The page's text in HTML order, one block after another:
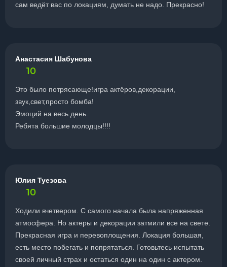
сам ведёт вас по локациям, думать не надо. Прекрасно!
Анастасия Шабунова
10
Это было потрясающе!игра актёров,декорации,
звук,свет,просто бомба!
Эмоций на весь день.
Ребята большие молодцы!!!!
Юлия Туезова
10
Ходили вчетвером. С самого начала была напряженная
атмосфера. Но актеры и декорации затмили все на свете.
Прекрасная игра и перевоплощения. Локация большая,
есть место побегать и попрятаться. Готовьтесь испытать
своей личный страх и остаться один на один с актером.